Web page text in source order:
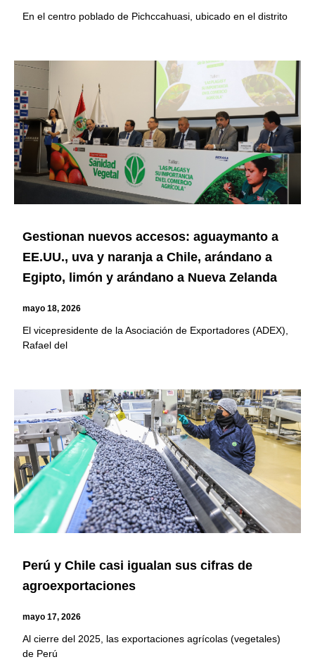
En el centro poblado de Pichccahuasi, ubicado en el distrito
Gestionan nuevos accesos: aguaymanto a
EE.UU., uva y naranja a Chile, arándano a
Egipto, limón y arándano a Nueva Zelanda
mayo 18, 2026
El vicepresidente de la Asociación de Exportadores (ADEX),
Rafael del
Perú y Chile casi igualan sus cifras de
agroexportaciones
mayo 17, 2026
Al cierre del 2025, las exportaciones agrícolas (vegetales)
de Perú